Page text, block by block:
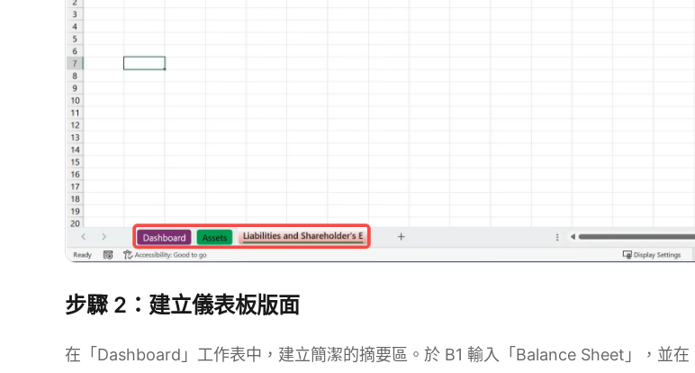
步驟 2：建立儀表板版面
在「Dashboard」工作表中，建立簡潔的摘要區。於 B1 輸入「Balance Sheet」，並在